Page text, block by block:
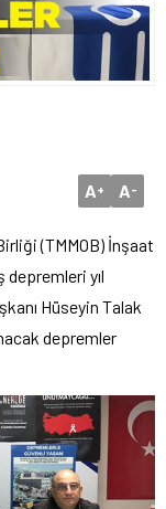
A+ A-
(TMMOB) İnşaat
depremleri yıl
Hüseyin Talak
depremler